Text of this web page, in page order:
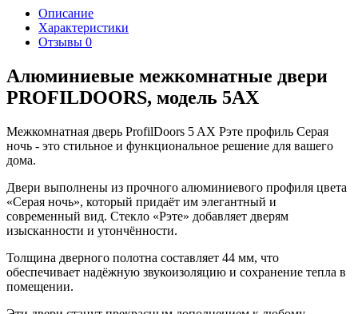
Описание
Характеристики
Отзывы 0
Алюминиевые межкомнатные двери
PROFILDOORS, модель 5AX
Межкомнатная дверь ProfilDoors 5 AX Рэте профиль Серая
ночь - это стильное и функциональное решение для вашего
дома.
Двери выполнены из прочного алюминиевого профиля цвета
«Серая ночь», который придаёт им элегантный и
современный вид. Стекло «Рэте» добавляет дверям
изысканности и утончённости.
Толщина дверного полотна составляет 44 мм, что
обеспечивает надёжную звукоизоляцию и сохранение тепла в
помещении.